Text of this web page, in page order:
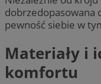
dobrzedopasowana
pewność siebie w
Materiały i
komfortu